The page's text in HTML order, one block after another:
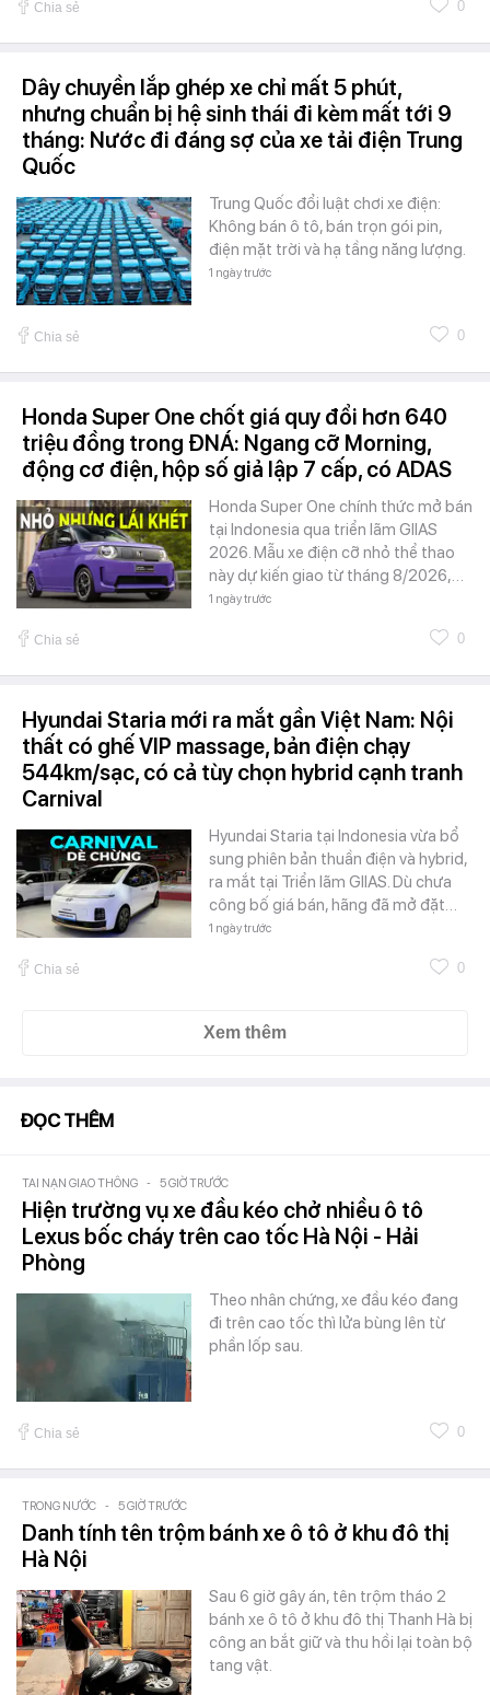
Chia sẻ 0
Dây chuyền lắp ghép xe chỉ mất 5 phút,
nhưng chuẩn bị hệ sinh thái đi kèm mất tới 9
tháng: Nước đi đáng sợ của xe tải điện Trung
Quốc
Trung Quốc đổi luật chơi xe điện:
Không bán ô tô, bán trọn gói pin,
điện mặt trời và hạ tầng năng lượng.
1 ngày trước
Chia sẻ 0
Honda Super One chốt giá quy đổi hơn 640
triệu đồng trong ĐNÁ: Ngang cỡ Morning,
động cơ điện, hộp số giả lập 7 cấp, có ADAS
Honda Super One chính thức mở bán
tại Indonesia qua triển lãm GIIAS
2026. Mẫu xe điện cỡ nhỏ thể thao
này dự kiến giao từ tháng 8/2026,…
1 ngày trước
Chia sẻ 0
Hyundai Staria mới ra mắt gần Việt Nam: Nội
thất có ghế VIP massage, bản điện chạy
544km/sạc, có cả tùy chọn hybrid cạnh tranh
Carnival
Hyundai Staria tại Indonesia vừa bổ
sung phiên bản thuần điện và hybrid,
ra mắt tại Triển lãm GIIAS. Dù chưa
công bố giá bán, hãng đã mở đặt…
1 ngày trước
Chia sẻ 0
Xem thêm
ĐỌC THÊM
TAI NẠN GIAO THÔNG - 5 GIỜ TRƯỚC
Hiện trường vụ xe đầu kéo chở nhiều ô tô
Lexus bốc cháy trên cao tốc Hà Nội - Hải
Phòng
Theo nhân chứng, xe đầu kéo đang
đi trên cao tốc thì lửa bùng lên từ
phần lốp sau.
Chia sẻ 0
TRONG NƯỚC - 5 GIỜ TRƯỚC
Danh tính tên trộm bánh xe ô tô ở khu đô thị
Hà Nội
Sau 6 giờ gây án, tên trộm tháo 2
bánh xe ô tô ở khu đô thị Thanh Hà bị
công an bắt giữ và thu hồi lại toàn bộ
tang vật.